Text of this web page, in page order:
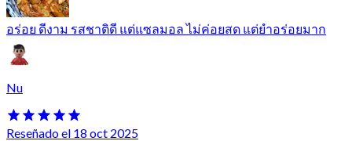
อร่อย ดีงาม รสชาติดี แต่แซลมอล ไม่ค่อยสด แต่ยำอร่อยมาก
Nu
Reseñado el 18 oct 2025